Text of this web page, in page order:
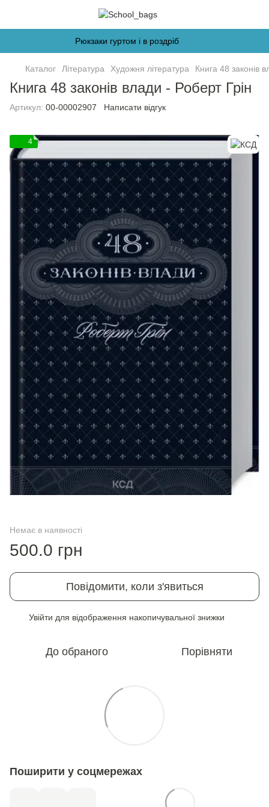
Рюкзаки гуртом і в роздріб
Каталог Література Художня література Книга 48 законів
Книга 48 законів влади - Роберт Грін
Артикул: 00-00002907 Написати відгук
4
Немає в наявності
500.0 грн
Повідомити, коли з'явиться
Увійти для відображення накопичувальної знижки
До обраного Порівняти
Поширити у соцмережах